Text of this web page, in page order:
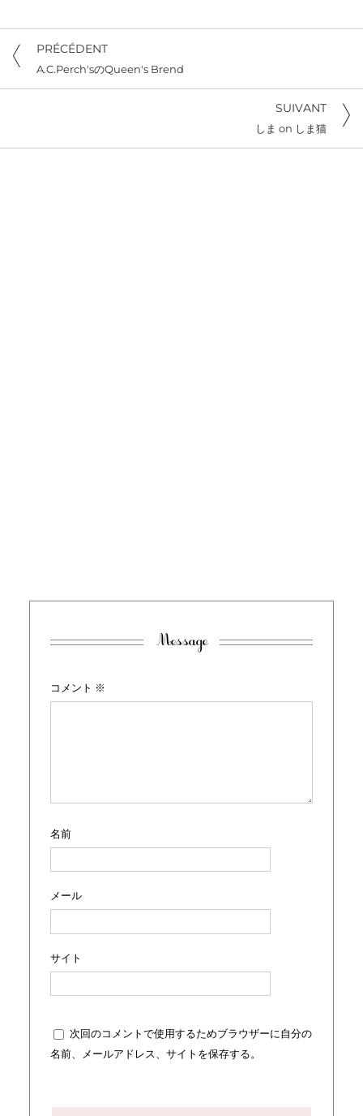
PRÉCÉDENT
A.C.Perch'sのQueen's Brend
SUIVANT
しま on しま猫
Message
コメント ※
名前
メール
サイト
次回のコメントで使用するためブラウザーに自分の
名前、メールアドレス、サイトを保存する。